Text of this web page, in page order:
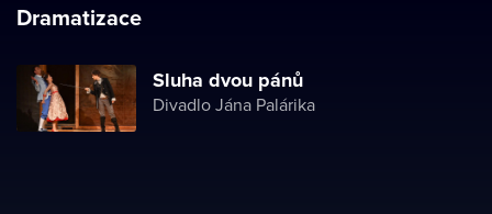
Dramatizace
Sluha dvou pánů
Divadlo Jána Palárika